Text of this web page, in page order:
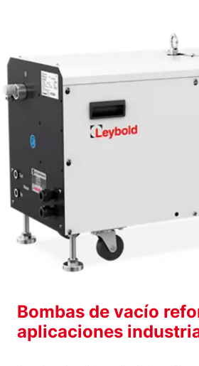
Bombas de vacío
aplicaciones